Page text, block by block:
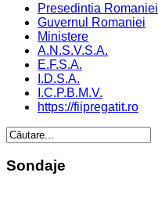
Presedintia Romaniei
Guvernul Romaniei
Ministere
A.N.S.V.S.A.
E.F.S.A.
I.D.S.A.
I.C.P.B.M.V.
https://fiipregatit.ro
Sondaje